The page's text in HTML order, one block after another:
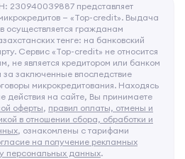
230940039887 представляет
— «Top-credit». Выдача
осуществляется гражданам
тенге: на банковский
Сервис «Top-credit» не относится
не является кредитором или банком
за заключенные впоследствие
микрокредитования. Находясь
действия на сайте, Вы принимаете
оферты, правил оплаты, отмены и
в отношении сбора, обработки и
, ознакомлены с тарифами
на получение рекламных
персональных данных.